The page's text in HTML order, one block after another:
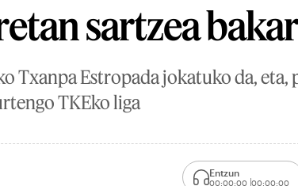
sartzea
Txanpa Estropada jokatuko da, eta,
TKEko liga
Entzun
00:00:00 00:00:00